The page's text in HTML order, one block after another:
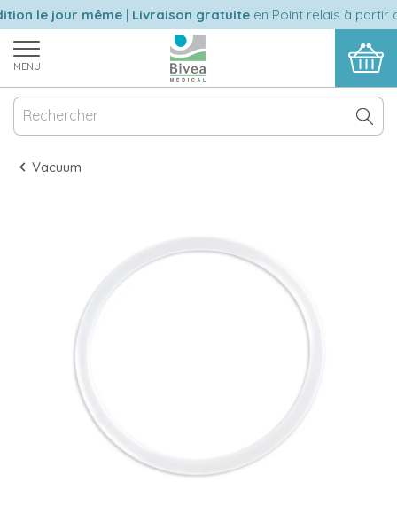
le jour même|Livraison gratuiteen Point relais à partir
MENU
Vacuum